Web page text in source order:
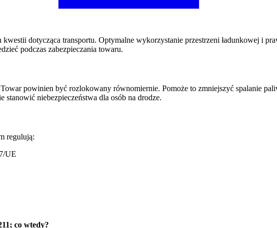
dotycząca transportu. Optymalne wykorzystanie przestrzeni ładunkowej i
podczas zabezpieczania towaru.
powinien być rozlokowany równomiernie. Pomoże to zmniejszyć spalanie
stanowić niebezpieczeństwa dla osób na drodze.
regulują:
UE
co wtedy?